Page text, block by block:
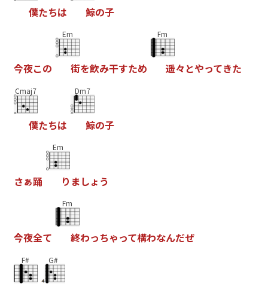
僕たちは 鯨の子
今夜この
Em
街を飲み干すため
Fm
遥々 とやってきた
Cmaj7
僕たちは
Dm7
鯨の子
さぁ踊
Em
り ましょ う
今夜全て
Fm
終わっちゃって構わなんだぜ
F# G#